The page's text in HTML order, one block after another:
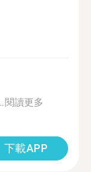
閱讀更多
下載APP